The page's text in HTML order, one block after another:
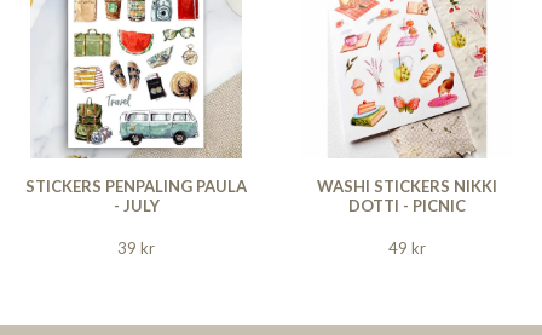
STICKERS PENPALING PAULA
- JULY
39 kr
WASHI STICKERS NIKKI
DOTTI - PICNIC
49 kr